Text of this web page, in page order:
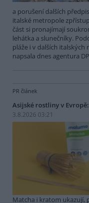
a porušení dalších
italské metropole
část si pronajímají
lehátka a slunečníky.
pláže i v dalších italských
napsala dnes agentura
PR článek
Asijské rostliny v
3.8.2026 03:21
Matcha i kratom ukazují,